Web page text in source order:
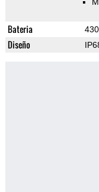
Bateria
Diseño